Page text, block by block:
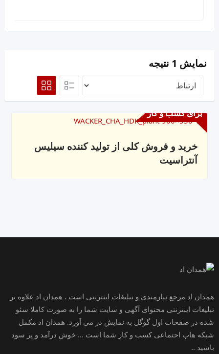
نمایش 1 نتیجه
برای کسب و کار
خرید و فروش کلی از تولید کننده سیلیس
آنتراسیت
همدان اد مرجع نیازمندی و تبلیغات اینترنتی است . همدان اد علاوه بر
تبلیغات اینترنتی محتوای آگهی و سایت شما را به صورت کاملا سئو
شده در صفحات اول گوگل به نمایش در می آورد. همدان اد مکمل
شبکه هاب اجتماعی کسب و کار شما است ... خوش درآمد و پر سود
باشید ..